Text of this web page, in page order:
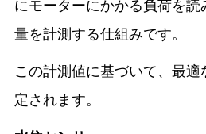
にモーターにかかる負荷を
量を計測する仕組みです。
この計測値に基づいて、最
定されます。